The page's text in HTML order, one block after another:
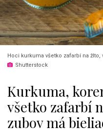
Hoci kurkuma všetko zafarbí na
Shutterstock
Kurkuma,
všetko zafarbí
zubov má